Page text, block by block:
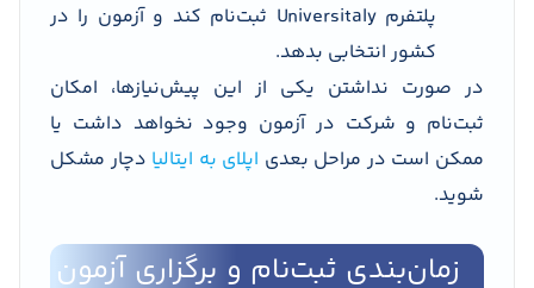
پلتفرم Universitaly ثبت‌نام کند و آزمون را در
کشور انتخابی بدهد.
در صورت نداشتن یکی از این پیش‌نیازها، امکان
ثبت‌نام و شرکت در آزمون وجود نخواهد داشت یا
ممکن است در مراحل بعدی اپلای به ایتالیا دچار مشکل
شوید.
زمان‌بندی ثبت‌نام و برگزاری آزمون